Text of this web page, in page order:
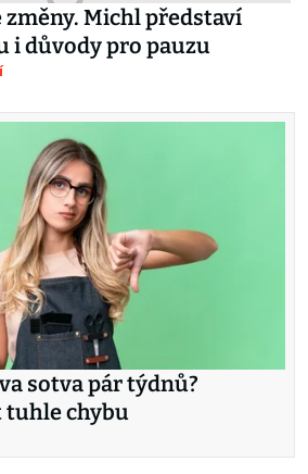
změny. Michl představí
i důvody pro pauzu
sotva pár týdnů?
tuhle chybu